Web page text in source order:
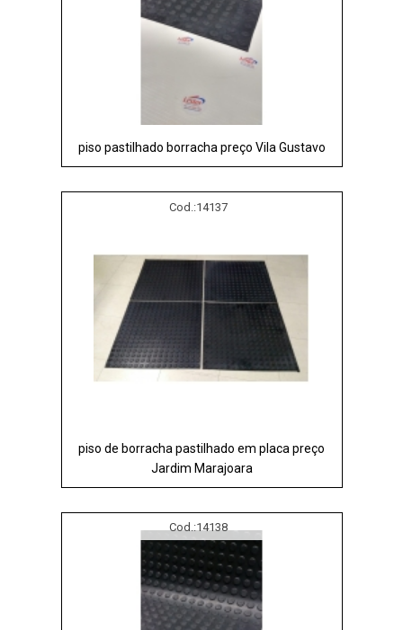
piso pastilhado borracha preço Vila Gustavo
Cod.:14137
piso de borracha pastilhado em placa preço
Jardim Marajoara
Cod.:14138